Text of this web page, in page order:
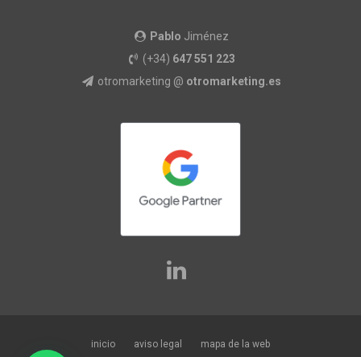
Pablo Jiménez
(+34) 647 551 223
otromarketing @ otromarketing.es
inicio aviso legal mapa de la web